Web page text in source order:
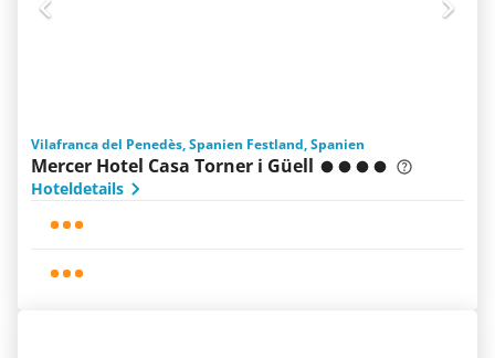
Vilafranca del Penedès, Spanien Festland, Spanien
Mercer Hotel Casa Torner i Güell
Hoteldetails